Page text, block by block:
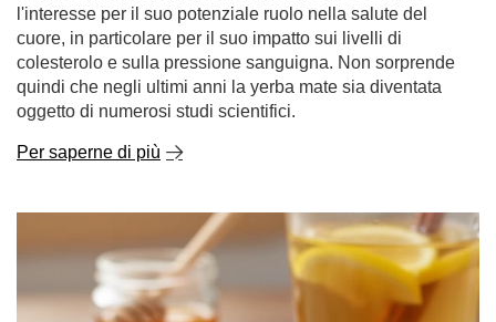
l'interesse per il suo potenziale ruolo nella salute del
cuore, in particolare per il suo impatto sui livelli di
colesterolo e sulla pressione sanguigna. Non sorprende
quindi che negli ultimi anni la yerba mate sia diventata
oggetto di numerosi studi scientifici.
Per saperne di più